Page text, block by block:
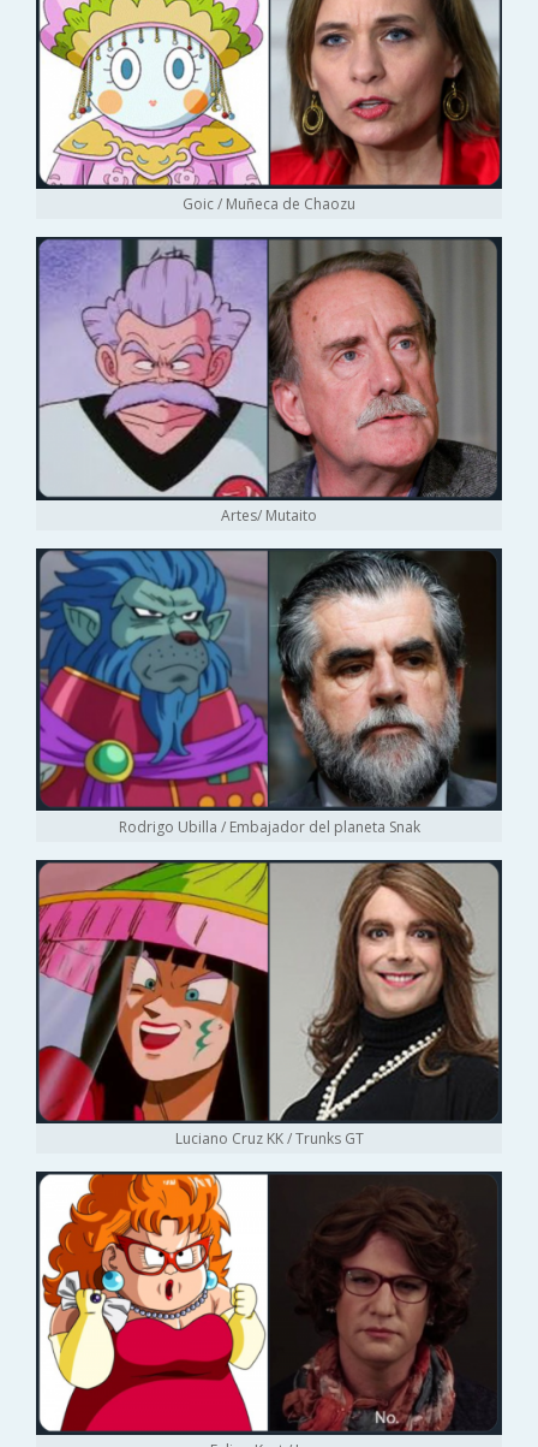
Goic / Muñeca de Chaozu
Artes/ Mutaito
Rodrigo Ubilla / Embajador del planeta Snak
Luciano Cruz KK / Trunks GT